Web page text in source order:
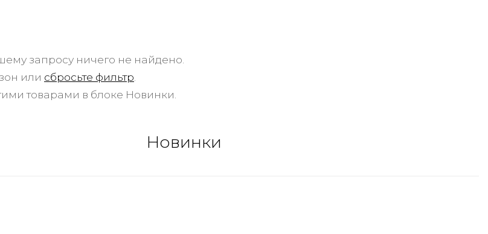
запросу ничего не найдено.
или сбросьте фильтр
товарами в блоке Новинки.
Новинки